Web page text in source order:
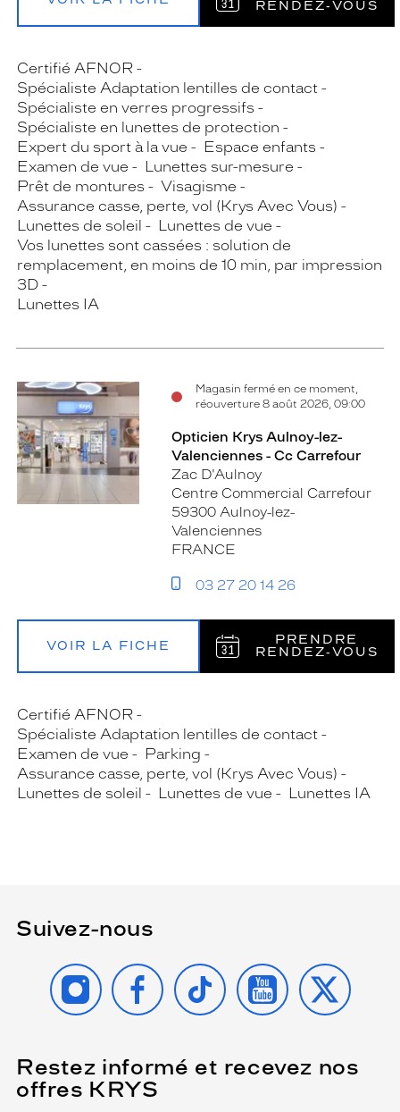
RENDEZ‑VOUS
Certifié AFNOR
Spécialiste Adaptation lentilles de contact
Spécialiste en verres progressifs
Spécialiste en lunettes de protection
Expert du sport à la vue
Espace enfants
Examen de vue
Lunettes sur-mesure
Prêt de montures
Visagisme
Assurance casse, perte, vol (Krys Avec Vous)
Lunettes de soleil
Lunettes de vue
Vos lunettes sont cassées : solution de
remplacement, en moins de 10 min, par impression
3D
Lunettes IA
Magasin fermé en ce moment,
réouverture 8 août 2026, 09:00
Opticien Krys Aulnoy-lez-
Valenciennes - Cc Carrefour
Zac D'Aulnoy
Centre Commercial Carrefour
59300 Aulnoy-lez-
Valenciennes
FRANCE
03 27 20 14 26
VOIR LA FICHE
PRENDRE
RENDEZ‑VOUS
Certifié AFNOR
Spécialiste Adaptation lentilles de contact
Examen de vue
Parking
Assurance casse, perte, vol (Krys Avec Vous)
Lunettes de soleil
Lunettes de vue Lunettes IA
Suivez-nous
INSTAGRAMFACEBOOK
TIKTOK YOUTUBE
X
Restez informé et recevez nos
offres KRYS
Name
(Ce
champ
est
obligatoire)